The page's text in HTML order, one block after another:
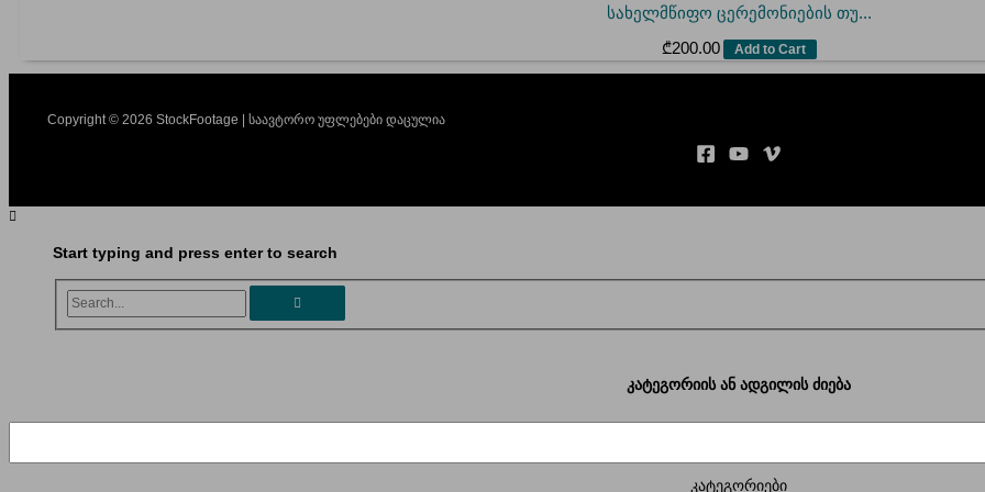
სახელმწიფო ცერემონიების თუ...
₾200.00 Add to Cart
Copyright © 2026 StockFootage | საავტორო უფლებები დაცულია
Start typing and press enter to search
Search...
კატეგორიის ან ადგილის ძიება
კატეგორიები